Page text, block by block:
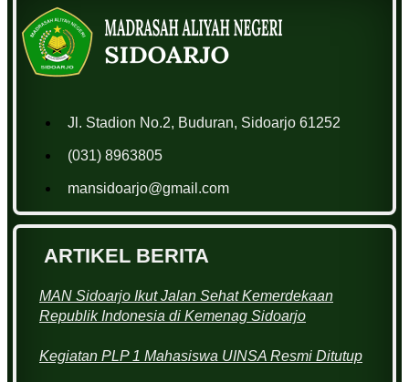
Jl. Stadion No.2, Buduran, Sidoarjo 61252
(031) 8963805
mansidoarjo@gmail.com
ARTIKEL BERITA
MAN Sidoarjo Ikut Jalan Sehat Kemerdekaan
Republik Indonesia di Kemenag Sidoarjo
Kegiatan PLP 1 Mahasiswa UINSA Resmi Ditutup